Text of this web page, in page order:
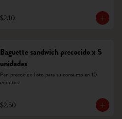
$2.10
Baguette sandwich precocido x 5
unidades
Pan precocido listo para su consumo en 10
minutos.
$2.50